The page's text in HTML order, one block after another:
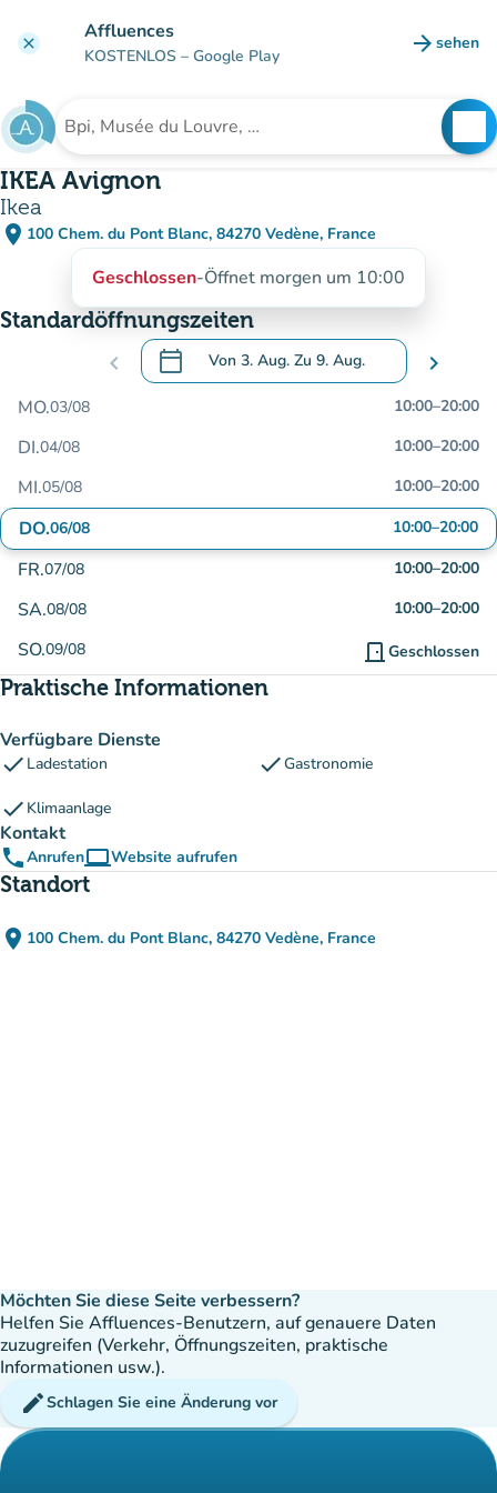
clear Affluences
KOSTENLOS – Google Play arrow_forward sehen
(new
Suche nach einer Einrichtung
IKEA Avignon
Ikea
place 100 Chem. du Pont Blanc, 84270 Vedène, France
(in Google Maps öffnen)
(new tab)
Geschlossen-Öffnet morgen um 10:00
Standardöffnungszeiten
chevron_left calendar_today Von 3. Aug. Zu 9. Aug.
.Öffnen Sie den Kalender, um Daten zu
chevron_right
MO.03/08 10:00–20:00
DI.04/08 10:00–20:00
MI.05/08 10:00–20:00
DO.06/08 10:00–20:00
FR.07/08 10:00–20:00
SA.08/08 10:00–20:00
SO.09/08 door_front Geschlossen
Praktische Informationen
Verfügbare Dienste
check Ladestation checkGastronomie
check Klimaanlage
Kontakt
phoneAnrufencomputerWebsite aufrufen
(new tab)
Standort
place 100 Chem. du Pont Blanc, 84270 Vedène, France
(in Google Maps öffnen)
(new tab)
Möchten Sie diese Seite verbessern?
Helfen Sie Affluences-Benutzern, auf genauere Daten
zuzugreifen (Verkehr, Öffnungszeiten, praktische
Informationen usw.).
editSchlagen Sie eine Änderung vor